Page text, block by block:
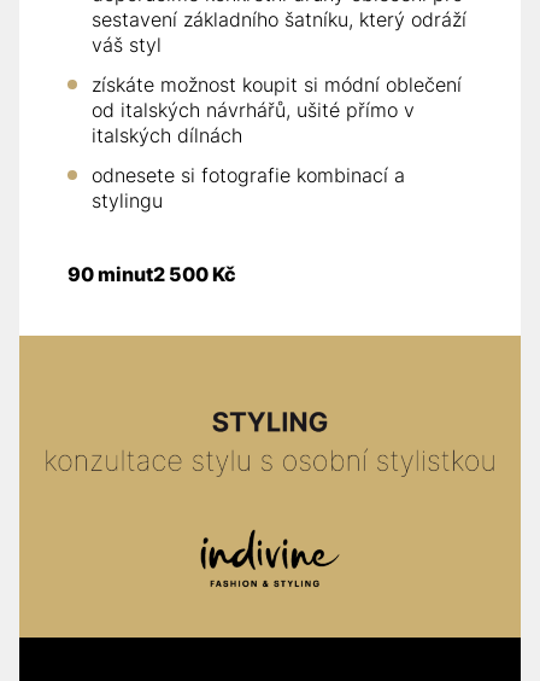
sestavení základního šatníku, který odráží
váš styl
získáte možnost koupit si módní oblečení
od italských návrhářů, ušité přímo v
italských dílnách
odnesete si fotografie kombinací a
stylingu
90 minut2 500 Kč